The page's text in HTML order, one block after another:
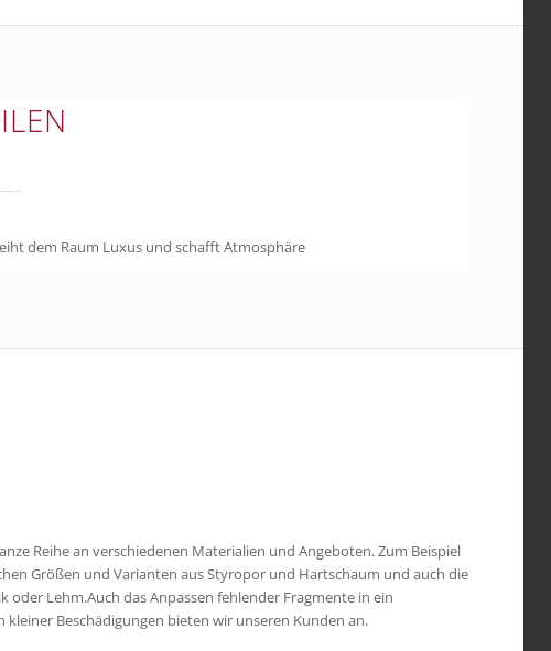
dem Raum Luxus und schafft Atmosphäre
Reihe an verschiedenen Materialien und Angeboten. Zum Beispiel
Größen und Varianten aus Styropor und Hartschaum und auch die
Lehm.Auch das Anpassen fehlender Fragmente in ein
Beschädigungen bieten wir unseren Kunden an.